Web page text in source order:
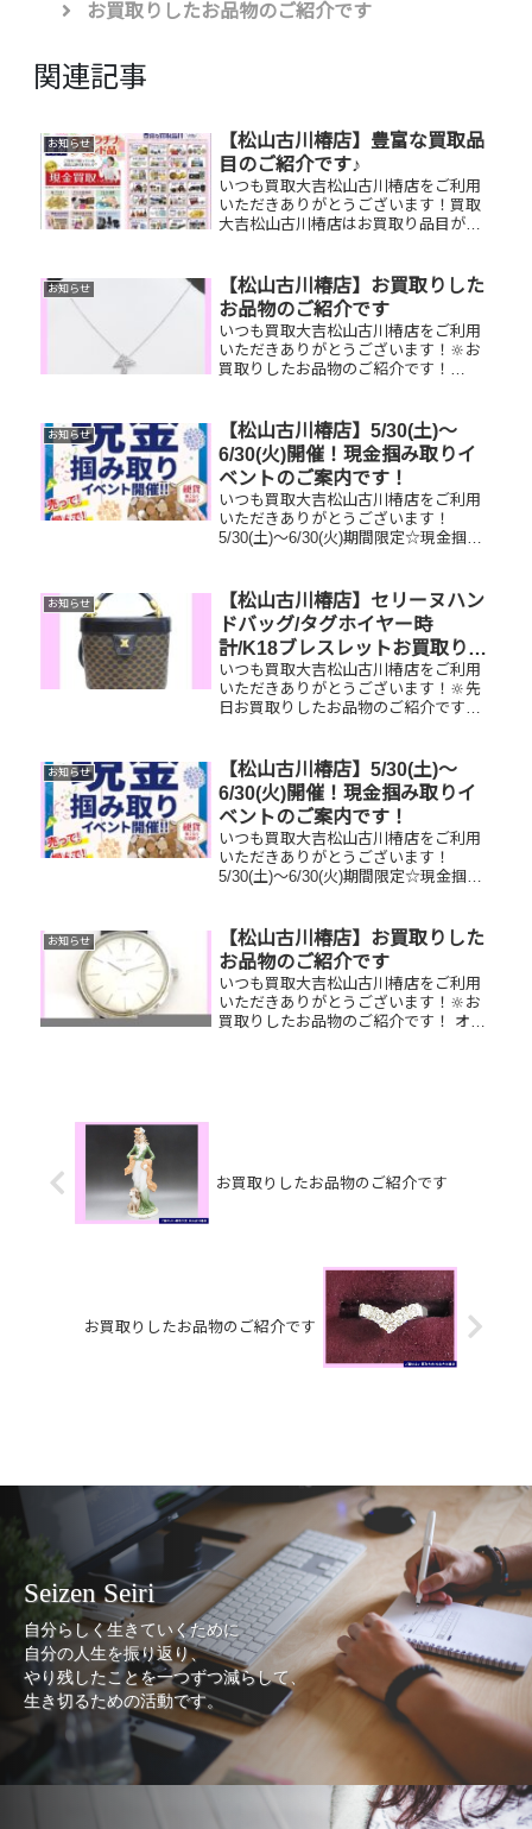
お買取りしたお品物のご紹介です
関連記事
お知らせ
【松山古川椿店】豊富な買取品
目のご紹介です♪
いつも買取大吉松山古川椿店をご利用
いただきありがとうございます！買取
大吉松山古川椿店はお買取り品目が豊
断られたものや、片手でお持ちいただ
けるものならお買取りできるお品が...
お知らせ
【松山古川椿店】お買取りした
お品物のご紹介です
いつも買取大吉松山古川椿店をご利用
いただきありがとうございます！🔆お
買取りしたお品物のご紹介です！
るお品物はございませんか？そのお品
物ぜひ！買取大吉松山古川椿店...
お知らせ
【松山古川椿店】5/30(土)～
6/30(火)開催！現金掴み取りイ
ベントのご案内です！
いつも買取大吉松山古川椿店をご利用
いただきありがとうございます！
5/30(土)～6/30(火)期間限定☆現金掴み
だけます😌(金券類、テレカ、切手、古
銭、現行銭両替は対...
お知らせ
【松山古川椿店】セリーヌハン
ドバッグ/タグホイヤー時
計/K18ブレスレットお買取りし
ました
いつも買取大吉松山古川椿店をご利用
いただきありがとうございます！🔆先
日お買取りしたお品物のご紹介です。
お品物はございませんか？ぜひ買取大
吉松山古川椿店にお査定させて...
お知らせ
【松山古川椿店】5/30(土)～
6/30(火)開催！現金掴み取りイ
ベントのご案内です！
いつも買取大吉松山古川椿店をご利用
いただきありがとうございます！
5/30(土)～6/30(火)期間限定☆現金掴み
だけます😌(金券類、テレカ、切手、古
銭、現行銭両替は対...
お知らせ
【松山古川椿店】お買取りした
お品物のご紹介です
いつも買取大吉松山古川椿店をご利用
いただきありがとうございます！🔆お
買取りしたお品物のご紹介です！ オメ
お買取りしたお品物のご紹介です
お買取りしたお品物のご紹介です
Seizen Seiri
自分らしく生きていくために
自分の人生を振り返り、
やり残したことを一つずつ減らして、
生き切るための活動です。